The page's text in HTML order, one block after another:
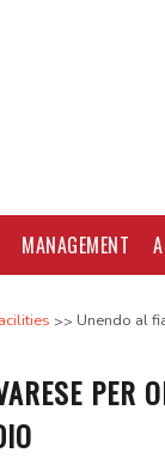
MANAGEMENT
Unendo al
PER